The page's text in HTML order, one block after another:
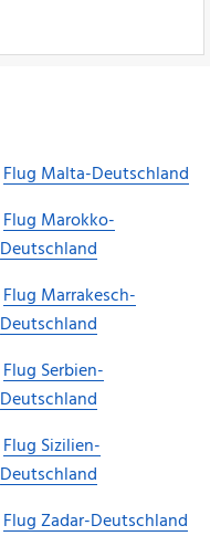
Flug Malta-Deutschland
Flug Marokko-
Deutschland
Flug Marrakesch-
Deutschland
Flug Serbien-
Deutschland
Flug Sizilien-
Deutschland
Flug Zadar-Deutschland